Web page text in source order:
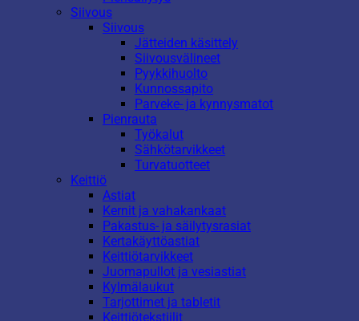
Siivous
Siivous
Jätteiden käsittely
Siivousvälineet
Pyykkihuolto
Kunnossapito
Parveke- ja kynnysmatot
Pienrauta
Työkalut
Sähkötarvikkeet
Turvatuotteet
Keittiö
Astiat
Kernit ja vahakankaat
Pakastus- ja säilytysrasiat
Kertakäyttöastiat
Keittiötarvikkeet
Juomapullot ja vesiastiat
Kylmälaukut
Tarjottimet ja tabletit
Keittiötekstiilit